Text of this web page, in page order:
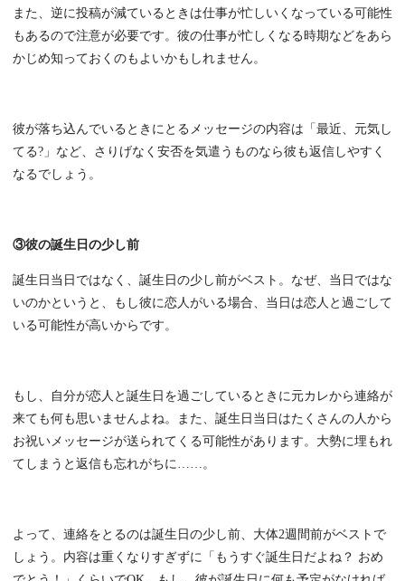
また、逆に投稿が減ているときは仕事が忙しいくなっている可能性
もあるので注意が必要です。彼の仕事が忙しくなる時期などをあら
かじめ知っておくのもよいかもしれません。
彼が落ち込んでいるときにとるメッセージの内容は「最近、元気し
てる?」など、さりげなく安否を気遣うものなら彼も返信しやすく
なるでしょう。
③彼の誕生日の少し前
誕生日当日ではなく、誕生日の少し前がベスト。なぜ、当日ではな
いのかというと、もし彼に恋人がいる場合、当日は恋人と過ごして
いる可能性が高いからです。
もし、自分が恋人と誕生日を過ごしているときに元カレから連絡が
来ても何も思いませんよね。また、誕生日当日はたくさんの人から
お祝いメッセージが送られてくる可能性があります。大勢に埋もれ
てしまうと返信も忘れがちに……。
よって、連絡をとるのは誕生日の少し前、大体2週間前がベストで
しょう。内容は重くなりすぎずに「もうすぐ誕生日だよね？ おめ